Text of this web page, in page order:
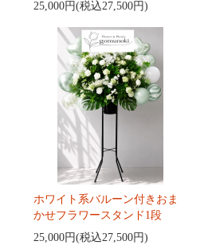
25,000円(税込27,500円)
ホワイト系バルーン付きおま
かせフラワースタンド1段
25,000円(税込27,500円)